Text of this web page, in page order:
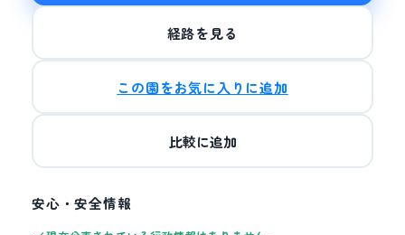
経路を見る
この園をお気に入りに追加
比較に追加
安心・安全情報